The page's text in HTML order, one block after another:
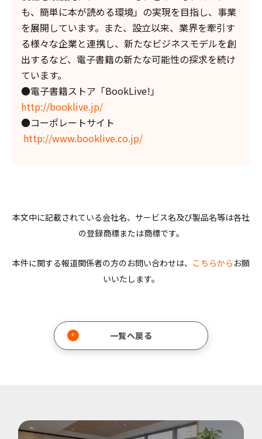
も、簡単に本が読める環境」の実現を目指し、事業
を展開しています。また、設立以来、業界を牽引す
る様々な企業と連携し、新たなビジネスモデルを創
出するなど、電子書籍の新たな可能性の探求を続け
ています。
●電子書籍ストア「BookLive!」
http://booklive.jp/
●コーポレートサイト
http://www.booklive.co.jp/
本文中に記載されている会社名、サービス名及び製品名等は各社
の登録商標または商標です。
本件に関する報道関係者の方のお問い合わせは、 こちらから お願
いいたします。
一覧へ戻る